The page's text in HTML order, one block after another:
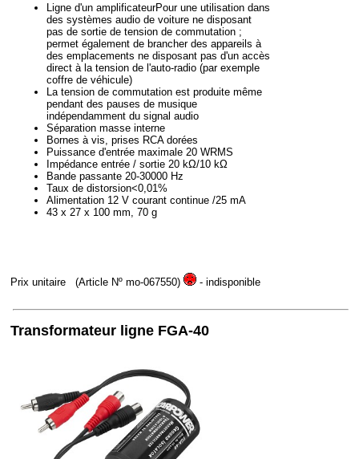
Ligne d'un amplificateurPour une utilisation dans
des systèmes audio de voiture ne disposant
pas de sortie de tension de commutation ;
permet également de brancher des appareils à
des emplacements ne disposant pas d'un accès
direct à la tension de l'auto-radio (par exemple
coffre de véhicule)
La tension de commutation est produite même
pendant des pauses de musique
indépendamment du signal audio
Séparation masse interne
Bornes à vis, prises RCA dorées
Puissance d'entrée maximale 20 WRMS
Impédance entrée / sortie 20 kΩ/10 kΩ
Bande passante 20-30000 Hz
Taux de distorsion<0,01%
Alimentation 12 V courant continue /25 mA
43 x 27 x 100 mm, 70 g
Prix unitaire (Article Nº mo-067550) - indisponible
Transformateur ligne FGA-40